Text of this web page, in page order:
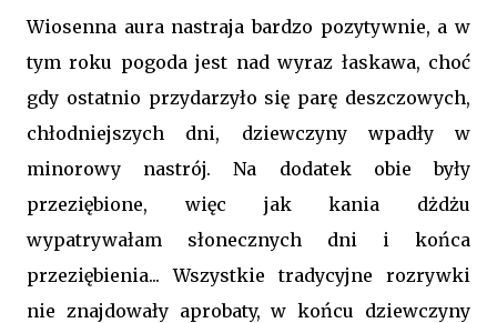
Wiosenna aura nastraja bardzo pozytywnie, a w
tym roku pogoda jest nad wyraz łaskawa, choć
gdy ostatnio przydarzyło się parę deszczowych,
chłodniejszych dni, dziewczyny wpadły w
minorowy nastrój. Na dodatek obie były
przeziębione, więc jak kania dżdżu
wypatrywałam słonecznych dni i końca
przeziębienia... Wszystkie tradycyjne rozrywki
nie znajdowały aprobaty, w końcu dziewczyny